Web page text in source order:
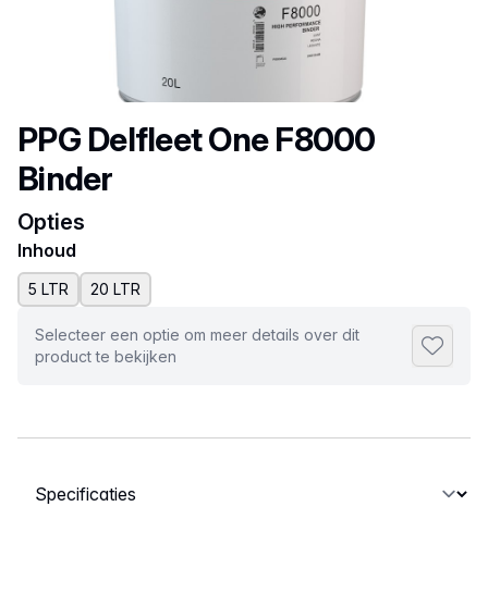
Productnaam
PPG Delfleet One F8000
Binder
Opties
Inhoud
5 LTR 20 LTR
Selecteer een optie om meer details over dit
product te bekijken
Selecteer een tabblad